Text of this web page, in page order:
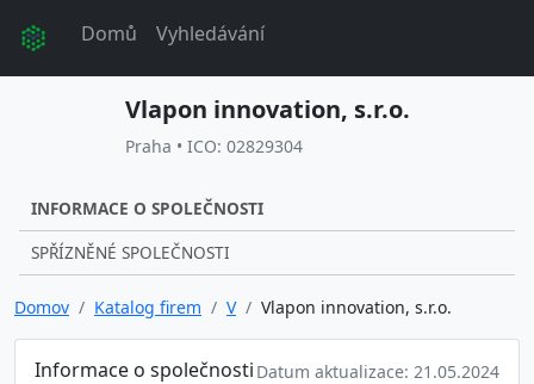
Domů Vyhledávání
Vlapon innovation, s.r.o.
Praha • ICO: 02829304
INFORMACE O SPOLEČNOSTI
SPŘÍZNĚNÉ SPOLEČNOSTI
Domov Katalog firem V Vlapon innovation, s.r.o.
Informace o společnosti Datum aktualizace: 21.05.2024